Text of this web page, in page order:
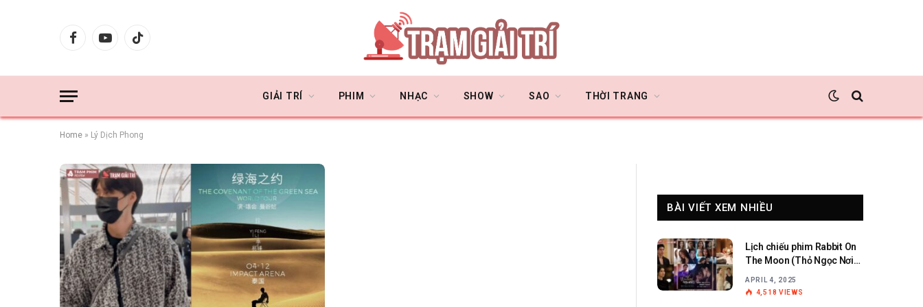
FacebookYouTubeTikTok
GIẢI TRÍ PHIM NHẠC SHOW SAO THỜI TRANG
Home » Lý Dịch Phong
BÀI VIẾT XEM NHIỀU
Lịch chiếu phim Rabbit On
The Moon (Thỏ Ngọc Nơi
APRIL 4, 2025
4,518 VIEWS